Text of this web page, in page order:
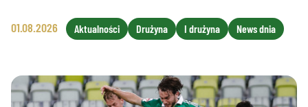
01.08.2026 Aktualności Drużyna I drużyna News dnia